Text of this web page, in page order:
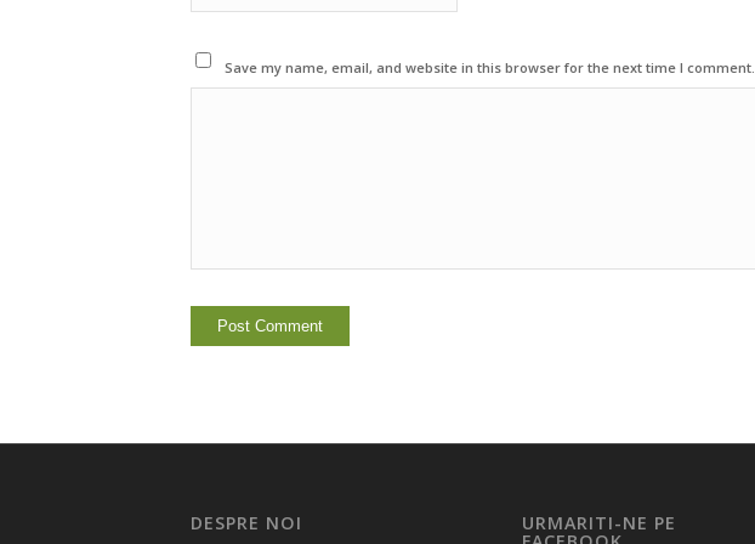
Save my name, email, and website in this browser for the next time I comment.
DESPRE NOI URMARITI-NE PE